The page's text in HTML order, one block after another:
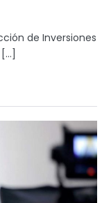
de Inversiones